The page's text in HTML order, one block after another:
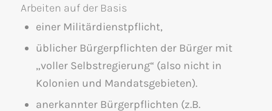
Arbeiten auf der Basis
einer Militärdienstpflicht,
üblicher Bürgerpflichten der Bürger mit
„voller Selbstregierung“ (also nicht in
Kolonien und Mandatsgebieten).
anerkannter Bürgerpflichten (z.B.